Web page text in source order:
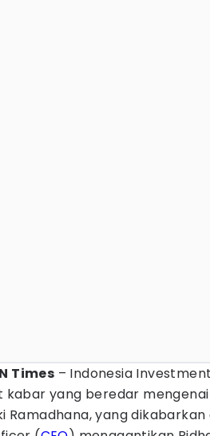
Times – Indonesia
kabar yang beredar
Ramadhana, yang